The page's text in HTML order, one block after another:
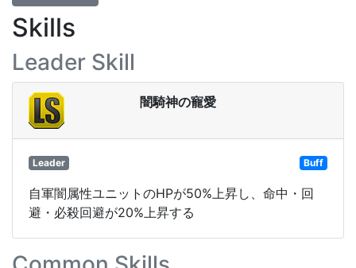
Skills
Leader Skill
闇騎神の寵愛
Leader Buff
自軍闇属性ユニットのHPが50%上昇し、命中・回
避・必殺回避が20%上昇する